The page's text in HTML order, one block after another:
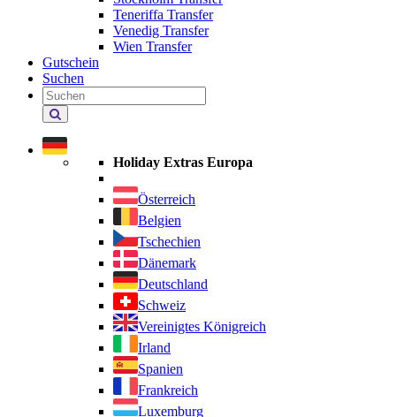
Teneriffa Transfer
Venedig Transfer
Wien Transfer
Gutschein
Suchen
Holiday
Extras
durchsuchen
Holiday Extras Europa
Österreich
Belgien
Tschechien
Dänemark
Deutschland
Schweiz
Vereinigtes Königreich
Irland
Spanien
Frankreich
Luxemburg